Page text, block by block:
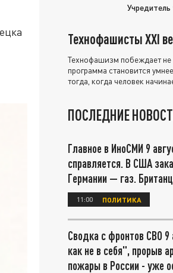
Технофашисты XXI
Технофашизм побеждает не
программа становится
тогда, когда человек
ПОСЛЕДНИЕ
Главное в ИноСМИ 9
справляется. В США
Германии — газ.
11:00 ПОЛИТИКА
Сводка с фронтов СВО
как не в себя", прорыв
пожары в России - уже